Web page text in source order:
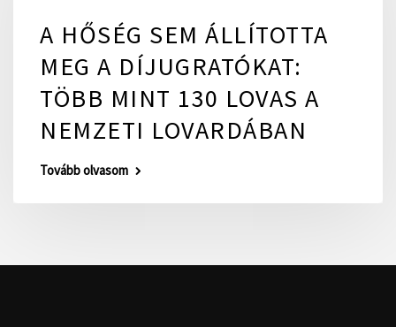
A HŐSÉG SEM ÁLLÍTOTTA
MEG A DÍJUGRATÓKAT:
TÖBB MINT 130 LOVAS A
NEMZETI LOVARDÁBAN
Tovább olvasom